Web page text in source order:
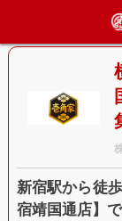
>
国通店【パート・ア
新宿駅から徒
宿靖国通店】